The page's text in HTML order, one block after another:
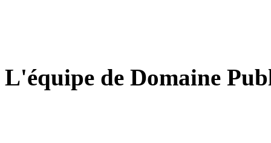
L'équipe de Domaine